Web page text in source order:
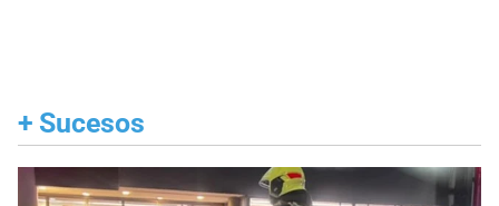
+ Sucesos